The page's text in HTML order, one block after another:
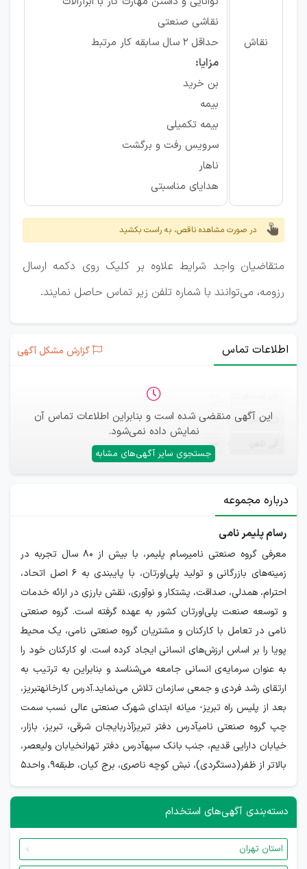
نقاش
نقاشی صنعتی
حداقل 2 سال سابقه کار مرتبط
مزایا:
بن خرید
بیمه
بیمه تکمیلی
سرویس رفت و برگشت
ناهار
هدایای مناسبتی
در صورت مشاهده ناقص، به راست بکشید
متقاضیان واجد شرایط علاوه بر کلیک روی دکمه ارسال
رزومه، می‌توانند با شماره تلفن زیر تماس حاصل نمایند.
اطلاعات تماس گزارش مشکل آگهی
این آگهی منقضی شده است و بنابراین اطلاعات تماس آن
نمایش داده نمی‌شود.
جستجوی سایر آگهی‌های مشابه
ایمیل —
—
درباره مجموعه
رسام پلیمر نامی
معرفی گروه صنعتی نامیرسام پلیمر، با بیش از 80 سال تجربه در
زمینه‌های بازرگانی و تولید پلی‌اورتان، با پایبندی به 6 اصل اتحاد،
احترام، همدلی، صداقت، پشتکار و نوآوری، نقش بارزی در ارائه خدمات
و توسعه صنعت پلی‌اورتان کشور به عهده گرفته است. گروه صنعتی
نامی در تعامل با کارکنان و مشتریان گروه صنعتی نامی، یک محیط
پویا را بر اساس ارزش‌های انسانی ایجاد کرده است. او کارکنان خود را
به عنوان سرمایه‌ی انسانی جامعه می‌شناسد و بنابراین به ترتیب به
ارتقای رشد فردی و جمعی سازمان تلاش می‌نماید.آدرس کارخانهتبریز،
بعد از پلیس راه تبریز- میانه ابتدای شهرک صنعتی عالی نسب سمت
چپ گروه صنعتی نامیآدرس دفتر تبریزآذربایجان شرقی، تبریز، بازار،
خیابان دارایی قدیم، جنب بانک سپهآدرس دفتر تهرانخیابان ولیعصر،
بالاتر از ظفر(دستگردی)، نبش کوچه ناصری، برج کیان، طبقه9، واحد5
دسته‌بندی آگهی‌های استخدام
استان تهران